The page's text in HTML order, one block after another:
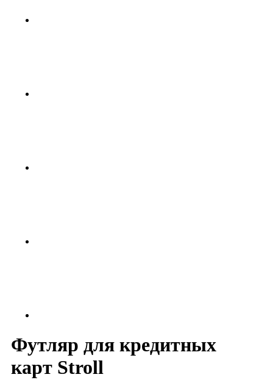
Футляр для кредитных
карт Stroll